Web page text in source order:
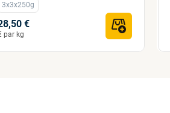
3x3x250g
€
par kg